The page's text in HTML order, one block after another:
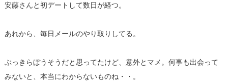
安藤さんと初デートして数日が経つ。
あれから、毎日メールのやり取りしてる。
ぶっきらぼうそうだと思ってたけど、意外とマメ。 何事も出会って
みないと、本当にわからないものね・・。